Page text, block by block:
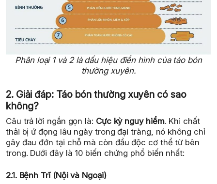
Phân loại 1 và 2 là dấu hiệu điển hình của táo bón
thường xuyên.
2. Giải đáp: Táo bón thường xuyên có sao
không?
Câu trả lời ngắn gọn là: Cực kỳ nguy hiểm. Khi chất
thải bị ứ đọng lâu ngày trong đại tràng, nó không chỉ
gây đau đớn tại chỗ mà còn đầu độc cơ thể từ bên
trong. Dưới đây là 10 biến chứng phổ biến nhất:
2.1. Bệnh Trĩ (Nội và Ngoại)